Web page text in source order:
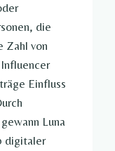
die
Zahl von
Einfluss
Luna
digitaler